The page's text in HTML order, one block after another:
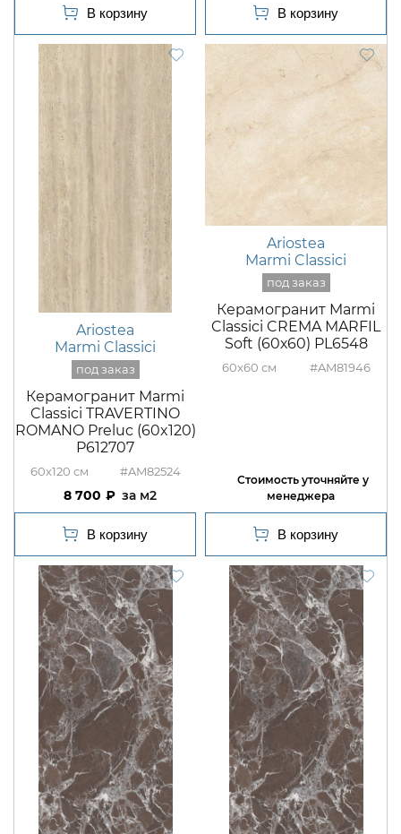
Ariostea
Marmi Classici
Керамогранит Marmi
Classici TRAVERTINO
ROMANO Preluc (60x120)
P612707
60x120 #AM82524
8 700 м2
Ariostea
Marmi Classici
Керамогранит Marmi
Classici CREMA MARFIL
Soft (60х60) PL6548
60x60 #AM81946